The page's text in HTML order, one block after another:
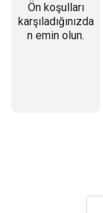
Ön koşulları
karşıladığınızda
n emin olun.